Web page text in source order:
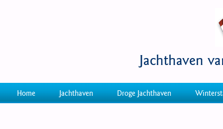
Jachthaven
Home Jachthaven Droge Jachthaven